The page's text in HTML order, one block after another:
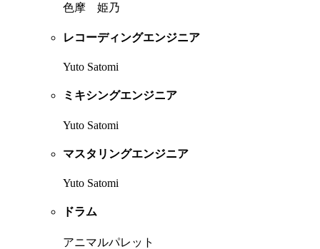
色摩 姫乃
レコーディングエンジニア
Yuto Satomi
ミキシングエンジニア
Yuto Satomi
マスタリングエンジニア
Yuto Satomi
ドラム
アニマルパレット